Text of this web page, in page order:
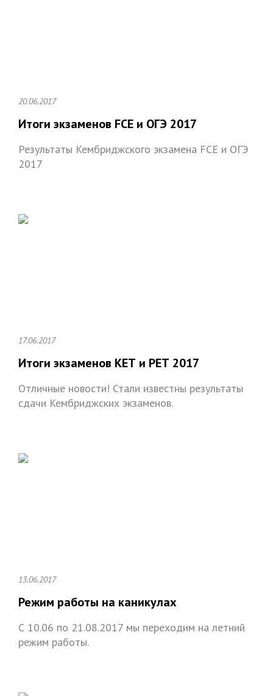
20.06.2017
Итоги экзаменов FCE и ОГЭ 2017
Результаты Кембриджского экзамена FCE и ОГЭ
2017
17.06.2017
Итоги экзаменов КЕТ и РЕТ 2017
Отличные новости! Стали известны результаты
сдачи Кембриджских экзаменов.
13.06.2017
Режим работы на каникулах
С 10.06 по 21.08.2017 мы переходим на летний
режим работы.